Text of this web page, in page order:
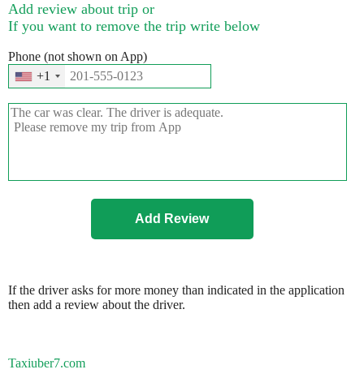
Add review about trip or
If you want to remove the trip write below
Phone (not shown on App)
+1
If the driver asks for more money than indicated in the application
then add a review about the driver.
Taxiuber7.com